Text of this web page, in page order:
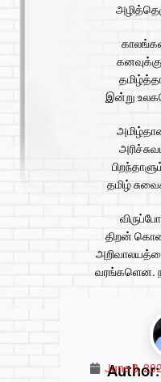
இன்று
தமிழ்
திறன்
வரங்களென.
June 8,